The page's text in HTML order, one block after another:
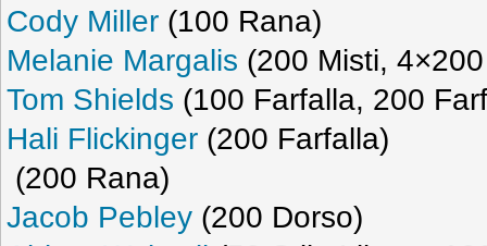
Cody Miller (100 Rana)
Melanie Margalis (200 Misti,
Tom Shields (100 Farfalla, 200
Hali Flickinger (200 Farfalla)
(200 Rana)
Jacob Pebley (200 Dorso)